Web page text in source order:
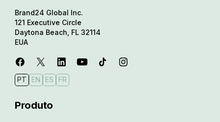
Brand24 Global Inc.
121 Executive Circle
Daytona Beach, FL 32114
EUA
PT EN ES FR
Produto